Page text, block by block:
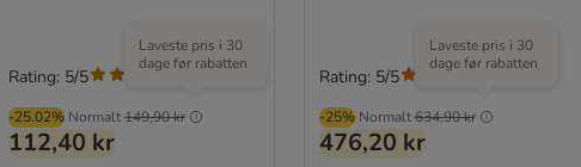
-25.02% Normalt149,90 kr
Laveste pris i 30
dage før rabatten
112,40 kr
Rating: 5/5
-25% Normalt634,90 kr
Laveste pris i 30
dage før rabatten
476,20 kr
Rating: 5/5